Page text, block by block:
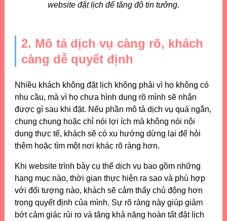
website đặt lịch để tăng độ tin tưởng.
2. Mô tả dịch vụ càng rõ, khách
càng dễ quyết định
Nhiều khách không đặt lịch không phải vì họ không có
nhu cầu, mà vì họ chưa hình dung rõ mình sẽ nhận
được gì sau khi đặt. Nếu phần mô tả dịch vụ quá ngắn,
chung chung hoặc chỉ nói lợi ích mà không nói nội
dung thực tế, khách sẽ có xu hướng dừng lại để hỏi
thêm hoặc tìm một nơi khác rõ ràng hơn.
Khi website trình bày cụ thể dịch vụ bao gồm những
hạng mục nào, thời gian thực hiện ra sao và phù hợp
với đối tượng nào, khách sẽ cảm thấy chủ động hơn
trong quyết định của mình. Sự rõ ràng này giúp giảm
bớt cảm giác rủi ro và tăng khả năng hoàn tất đặt lịch